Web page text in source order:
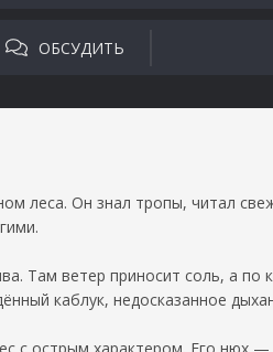
ОБСУДИТЬ
леса. Он знал тропы, читал
Там ветер приносит соль, а
каблук, недосказанное